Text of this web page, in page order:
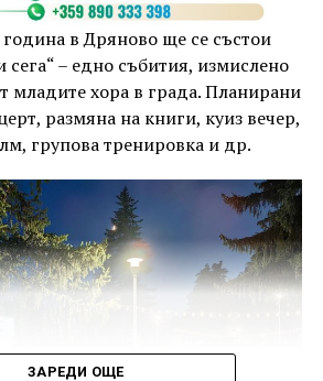
в Дряново ще се състои
сега“ – едно събития, измислено
младите хора в града. Планирани
размяна на книги, куиз вечер,
групова тренировка и др.
ЗАРЕДИ ОЩЕ